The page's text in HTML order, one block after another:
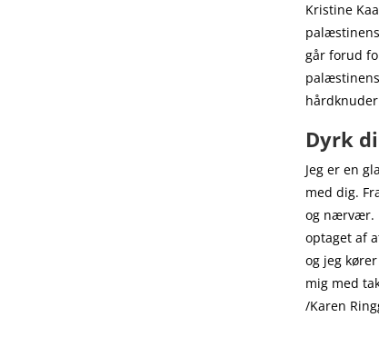
Kristine
går forud
Dyrk
Jeg er en
med dig.
og nærvær.
optaget af
og jeg
mig med
/Karen